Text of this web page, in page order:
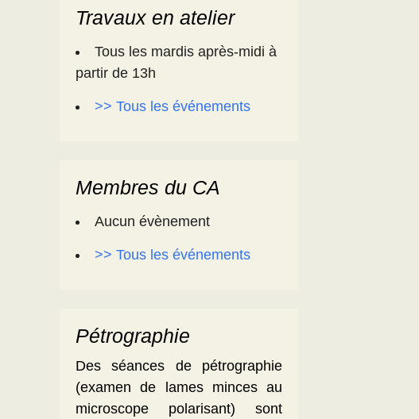
Travaux en atelier
Tous les mardis après-midi à
partir de 13h
>> Tous les événements
Membres du CA
Aucun évènement
>> Tous les événements
Pétrographie
Des séances de pétrographie
(examen de lames minces au
microscope polarisant) sont